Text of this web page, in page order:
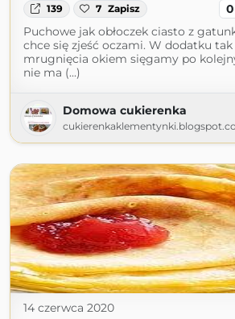
139 7 Zapisz 0
Puchowe jak obłoczek ciasto z
chce się zjeść oczami. W dodatku tak
mrugnięcia okiem sięgamy po
nie ma (...)
Domowa cukierenka
14 czerwca 2020